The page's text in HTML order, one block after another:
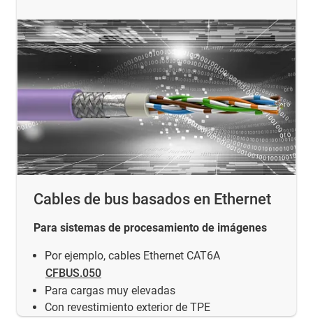
Cables de bus basados en Ethernet
Para sistemas de procesamiento de imágenes
Por ejemplo, cables Ethernet CAT6A
CFBUS.050
Para cargas muy elevadas
Con revestimiento exterior de TPE